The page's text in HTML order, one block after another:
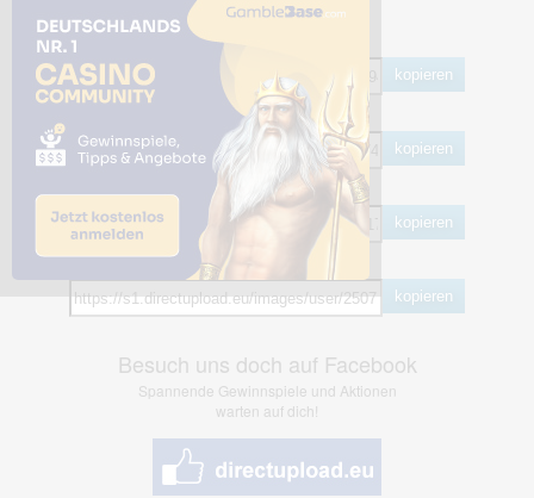
Share Links
kopieren
HTML
kopieren
BB Code
kopieren
kopieren
Besuch uns doch auf Facebook
Spannende Gewinnspiele und Aktionen
warten auf dich!